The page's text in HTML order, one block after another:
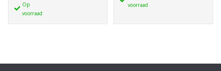
Op
voorraad
voorraad